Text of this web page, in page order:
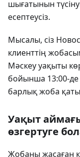
шығатынын
есептеусіз.
Мысалы, сіз
клиенттің
Мәскеу уақыты
бойынша 13:00-де
барлық жоба
Уақыт
өзгертуге
Жобаны жасаған